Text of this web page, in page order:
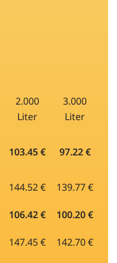
2.000
Liter
3.000
Liter
103.45 € 97.22 €
144.52 € 139.77 €
106.42 € 100.20 €
147.45 € 142.70 €